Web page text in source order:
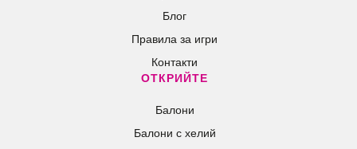
Блог
Правила за игри
Контакти
ОТКРИЙТЕ
Балони
Балони c хелий